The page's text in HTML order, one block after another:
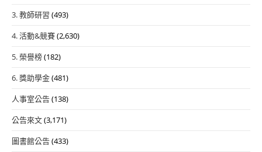
3. 教師研習 (493)
4. 活動&競賽(2,630)
5. 榮譽榜(182)
6. 獎助學金(481)
人事室公告(138)
公告來文(3,171)
圖書館公告(433)